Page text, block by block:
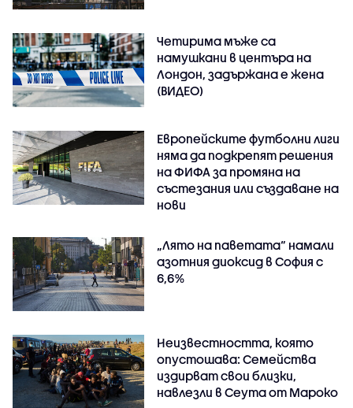
Четирима мъже са
намушкани в центъра на
Лондон, задържана е жена
(ВИДЕО)
Европейските футболни лиги
няма да подкрепят решения
на ФИФА за промяна на
състезания или създаване на
нови
„Лято на паветата“ намали
азотния диоксид в София с
6,6%
Неизвестността, която
опустошава: Семейства
издирват свои близки,
навлезли в Сеута от Мароко